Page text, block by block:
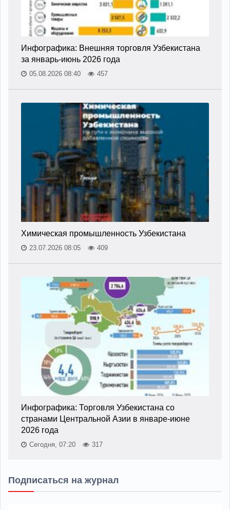
Инфографика: Внешняя торговля Узбекистана
за январь-июнь 2026 года
05.08.2026 08:40 457
Химическая промышленность Узбекистана
23.07.2026 08:05 409
Инфографика: Торговля Узбекистана со
странами Центральной Азии в январе-июне
2026 года
Сегодня, 07:20 317
Подписаться на журнал